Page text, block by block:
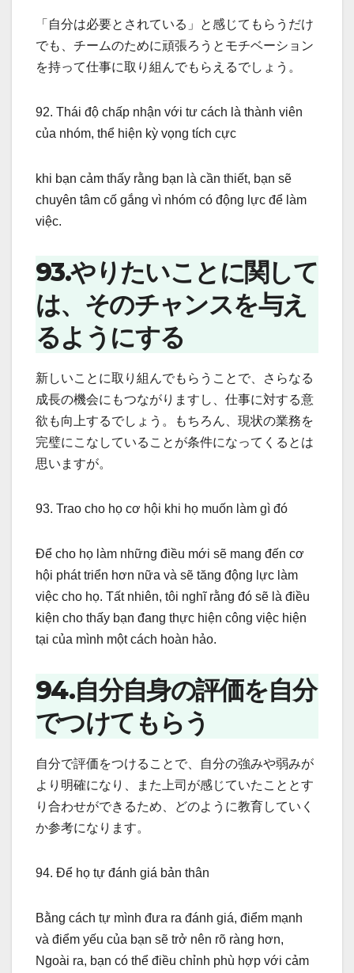
「自分は必要とされている」と感じてもらうだけ
でも、チームのために頑張ろうとモチベーション
を持って仕事に取り組んでもらえるでしょう。
92. Thái độ chấp nhận với tư cách là thành viên
của nhóm, thể hiện kỳ vọng tích cực
khi bạn cảm thấy rằng bạn là cần thiết, bạn sẽ
chuyên tâm cố gắng vì nhóm có động lực để làm
việc.
93.やりたいことに関して
は、そのチャンスを与え
るようにする
新しいことに取り組んでもらうことで、さらなる
成長の機会にもつながりますし、仕事に対する意
欲も向上するでしょう。もちろん、現状の業務を
完璧にこなしていることが条件になってくるとは
思いますが。
93. Trao cho họ cơ hội khi họ muốn làm gì đó
Để cho họ làm những điều mới sẽ mang đến cơ
hội phát triển hơn nữa và sẽ tăng động lực làm
việc cho họ. Tất nhiên, tôi nghĩ rằng đó sẽ là điều
kiện cho thấy bạn đang thực hiện công việc hiện
tại của mình một cách hoàn hảo.
94.自分自身の評価を自分
でつけてもらう
自分で評価をつけることで、自分の強みや弱みが
より明確になり、また上司が感じていたこととす
り合わせができるため、どのように教育していく
か参考になります。
94. Để họ tự đánh giá bản thân
Bằng cách tự mình đưa ra đánh giá, điểm mạnh
và điểm yếu của bạn sẽ trở nên rõ ràng hơn,
Ngoài ra, bạn có thể điều chỉnh phù hợp với cảm